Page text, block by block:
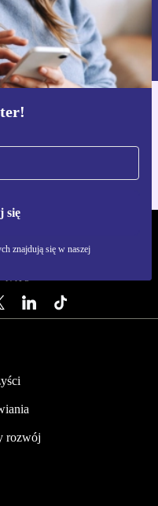
się
znajdują się w naszej
się
znajdują się w
refurbed
NAS
rozwój